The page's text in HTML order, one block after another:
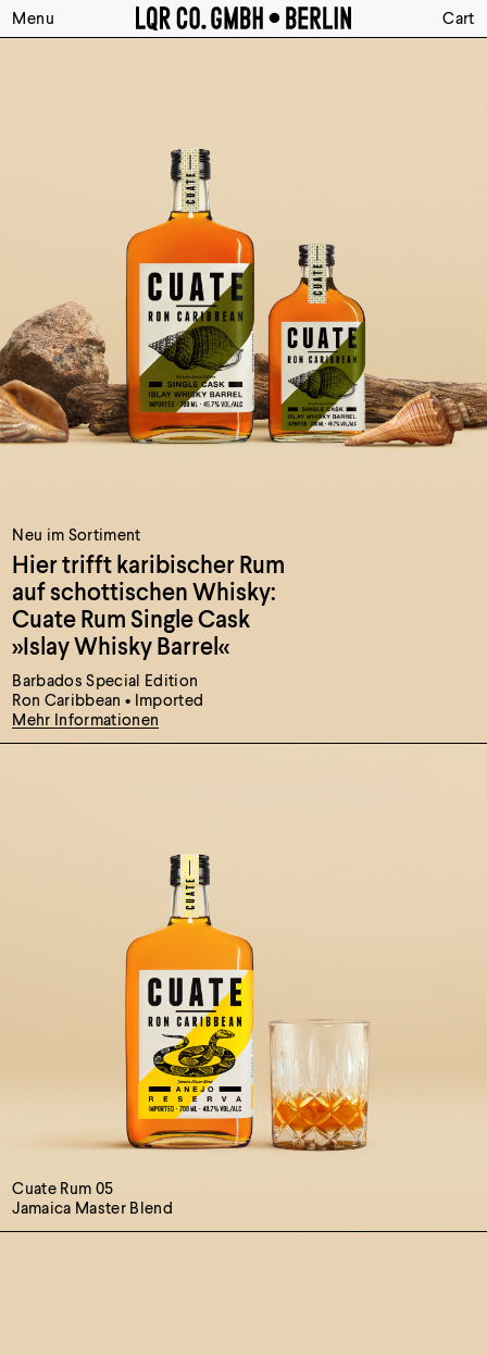
Menu Cart
Neu im Sortiment
Hier trifft karibischer Rum
auf schottischen Whisky:
Cuate RumSingle Cask
»Islay Whisky Barrel«
Barbados Special Edition
Ron Caribbean • Imported
Mehr Informationen
Cuate Rum 05
Jamaica Master Blend